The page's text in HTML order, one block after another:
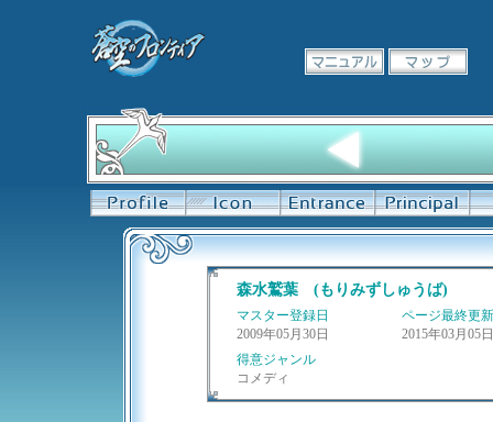
森水鷲葉 (もりみずしゅうば)
マスター登録日
2009年05月30日
ページ最終更
2015年03月05日
得意ジャンル
コメディ